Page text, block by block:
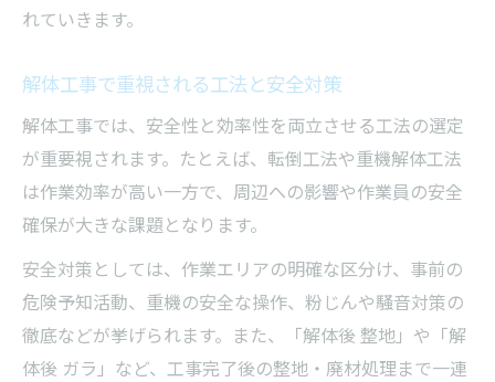
れていきます。
解体工事で重視される工法と安全対策
解体工事では、安全性と効率性を両立させる工法の選定
が重要視されます。たとえば、転倒工法や重機解体工法
は作業効率が高い一方で、周辺への影響や作業員の安全
確保が大きな課題となります。
安全対策としては、作業エリアの明確な区分け、事前の
危険予知活動、重機の安全な操作、粉じんや騒音対策の
徹底などが挙げられます。また、「解体後 整地」や「解
体後 ガラ」など、工事完了後の整地・廃材処理まで一連